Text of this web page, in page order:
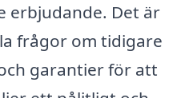
erbjudande. Det är
frågor om tidigare
garantier för att